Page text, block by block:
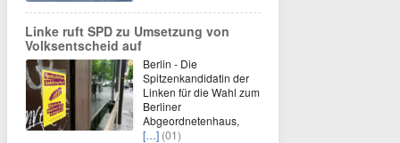
Linke ruft SPD zu Umsetzung von
Volksentscheid auf
Berlin - Die
Spitzenkandidatin der
Linken für die Wahl zum
Berliner
Abgeordnetenhaus,
[…] (01)